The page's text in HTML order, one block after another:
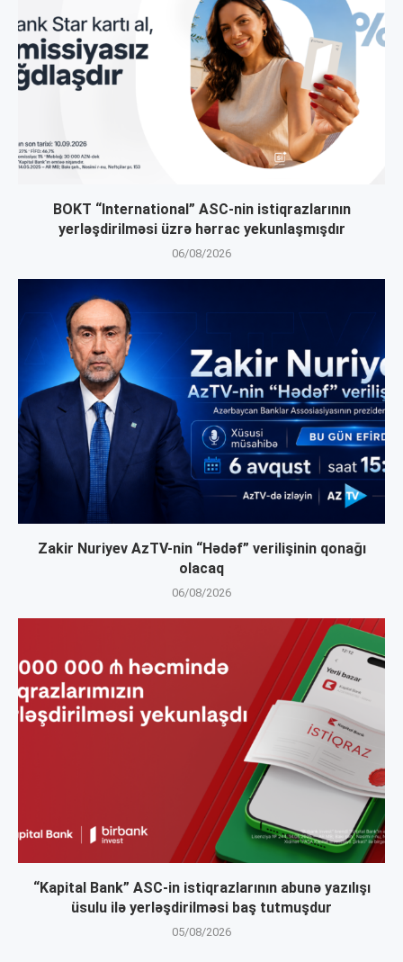
BOKT “International” ASC-nin istiqrazlarının
yerləşdirilməsi üzrə hərrac yekunlaşmışdır
06/08/2026
Zakir Nuriyev AzTV-nin “Hədəf” verilişinin qonağı
olacaq
06/08/2026
“Kapital Bank” ASC-in istiqrazlarının abunə yazılışı
üsulu ilə yerləşdirilməsi baş tutmuşdur
05/08/2026